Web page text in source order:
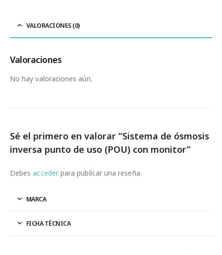
VALORACIONES (0)
Valoraciones
No hay valoraciones aún.
Sé el primero en valorar “Sistema de ósmosis
inversa punto de uso (POU) con monitor”
Debesaccederpara publicar una reseña.
MARCA
FICHA TÉCNICA